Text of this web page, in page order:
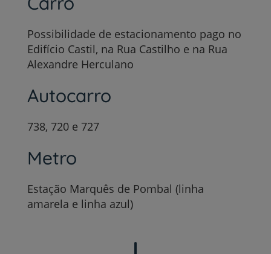
Possibilidade de estacionamento pago no
Edifício Castil, na Rua Castilho e na Rua
Alexandre Herculano
Autocarro
738, 720 e 727
Metro
Estação Marquês de Pombal (linha
amarela e linha azul)